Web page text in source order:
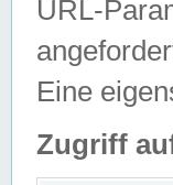
URL-
Eine
Zugriff